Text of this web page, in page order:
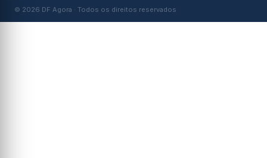
© 2026 DF Agora · Todos os direitos reservados